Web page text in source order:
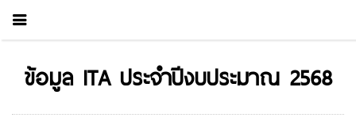
ข้อมูล ITA ประจำปีงบประมาณ 2568